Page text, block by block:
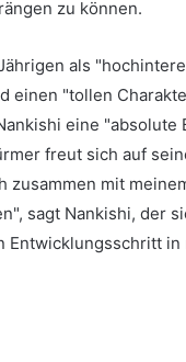
zu können.
als
einen "tollen
eine "absolute
freut sich auf
zusammen mit
sagt Nankishi, der
in